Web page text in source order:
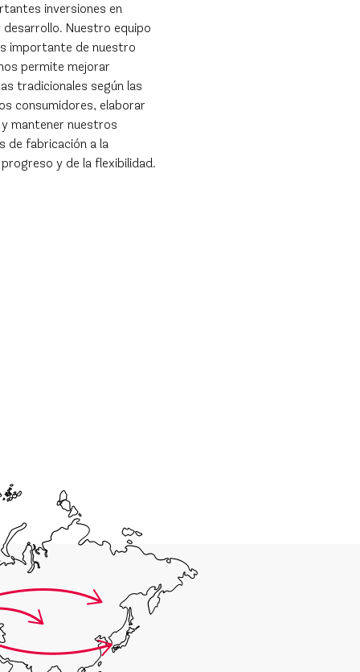
inversiones en
Nuestro equipo
importante de nuestro
permite mejorar
tradicionales según las
consumidores, elaborar
mantener nuestros
de fabricación a la
y de la flexibilidad.